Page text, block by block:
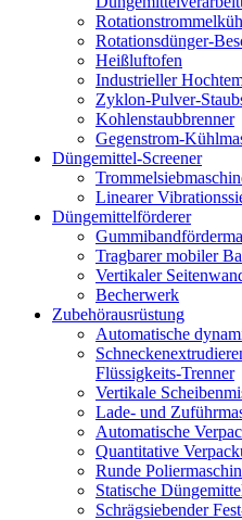
Rotationsdünger-
Heißluftofen
Industrieller
Zyklon-Pulver-
Kohlenstaubbrenner
Gegenstrom-
Düngemittel-Screener
Linearer
Düngemittelförderer
Tragbarer mobiler
Vertikaler
Becherwerk
Zubehörausrüstung
Automatische
Flüssigkeits-Trenner
Vertikale
Lade- und
Automatische
Quantitative
Runde
Statische
Schrägsiebender